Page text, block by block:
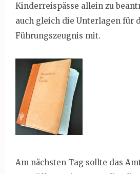
Kinderreispässe allein zu
auch gleich die Unterlagen für
Führungszeugnis mit.
Am nächsten Tag sollte das